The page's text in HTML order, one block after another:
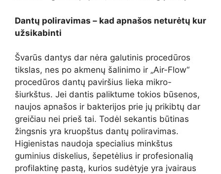
Dantų poliravimas – kad apnašos neturėtų kur
užsikabinti
Švarūs dantys dar nėra galutinis procedūros
tikslas, nes po akmenų šalinimo ir „Air-Flow“
procedūros dantų paviršius lieka mikro-
šiurkštus. Jei dantis paliktume tokios būsenos,
naujos apnašos ir bakterijos prie jų prikibtų dar
greičiau nei prieš tai. Todėl sekantis būtinas
žingsnis yra kruopštus dantų poliravimas.
Higienistas naudoja specialius minkštus
guminius diskelius, šepetėlius ir profesionalią
profilaktinę pastą, kurios sudėtyje yra įvairaus